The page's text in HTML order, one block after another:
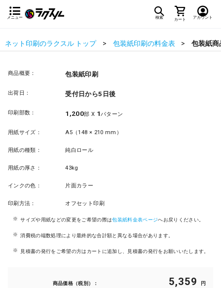
メニュー 検索 カート アカウント
ネット印刷のラクスル トップ 包装紙印刷の料金表 包装紙商
商品概要： 包装紙印刷
出荷日： 受付日から5日後
印刷部数： 1,200部 X 1パターン
用紙サイズ： A5（148 × 210 mm）
用紙の種類： 純白ロール
用紙の厚さ： 43kg
インクの色： 片面カラー
印刷方法： オフセット印刷
サイズや用紙などの変更をご希望の際は包装紙料金表ページへお戻りください。
消費税の端数処理により最終的な合計額と異なる場合があります。
見積書の発行をご希望の方はカートに追加し、見積書の発行をお願いいたします。
商品価格（税別）： 5,359 円